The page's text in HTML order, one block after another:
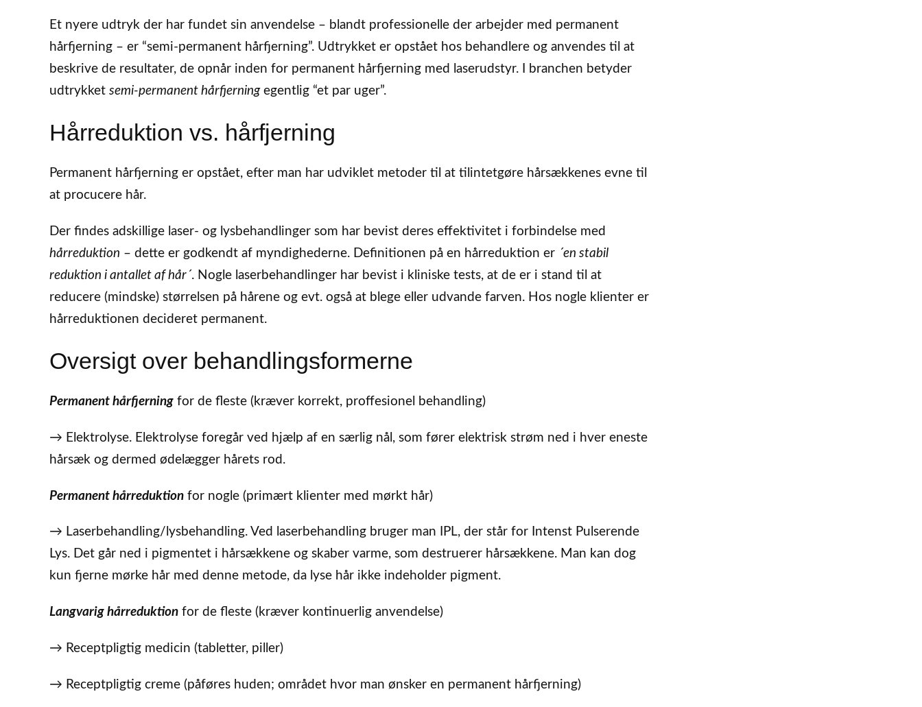
Et nyere udtryk der har fundet sin anvendelse – blandt professionelle der arbejder med permanent
hårfjerning – er “semi-permanent hårfjerning”. Udtrykket er opstået hos behandlere og anvendes til at
beskrive de resultater, de opnår inden for permanent hårfjerning med laserudstyr. I branchen betyder
udtrykket semi-permanent hårfjerningegentlig “et par uger”.
Hårreduktion vs. hårfjerning
Permanent hårfjerning er opstået, efter man har udviklet metoder til at tilintetgøre hårsækkenes evne til
at procucere hår.
Der findes adskillige laser- og lysbehandlinger som har bevist deres effektivitet i forbindelse med
hårreduktion – dette er godkendt af myndighederne. Definitionen på en hårreduktion er ´en stabil
reduktion i antallet af hår´. Nogle laserbehandlinger har bevist i kliniske tests, at de er i stand til at
reducere (mindske) størrelsen på hårene og evt. også at blege eller udvande farven. Hos nogle klienter er
hårreduktionen decideret permanent.
Oversigt over behandlingsformerne
Permanent hårfjerning for de fleste (kræver korrekt, proffesionel behandling)
→ Elektrolyse. Elektrolyse foregår ved hjælp af en særlig nål, som fører elektrisk strøm ned i hver eneste
hårsæk og dermed ødelægger hårets rod.
Permanent hårreduktion for nogle (primært klienter med mørkt hår)
→ Laserbehandling/lysbehandling. Ved laserbehandling bruger man IPL, der står for Intenst Pulserende
Lys. Det går ned i pigmentet i hårsækkene og skaber varme, som destruerer hårsækkene. Man kan dog
kun fjerne mørke hår med denne metode, da lyse hår ikke indeholder pigment.
Langvarig hårreduktion for de fleste (kræver kontinuerlig anvendelse)
→ Receptpligtig medicin (tabletter, piller)
→ Receptpligtig creme (påføres huden; området hvor man ønsker en permanent hårfjerning)